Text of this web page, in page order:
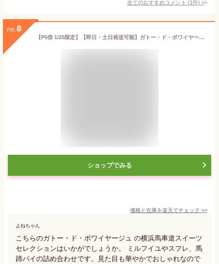
全てのおすすめコメント (1件) >
no. 8
【P5倍 1/25限定】【即日・土日発送可能】ガトー・ド・ボワイヤージュ 横浜馬車道スイーツセレクション 18個 GVA-05A【ミルフィーユ スイーツ 焼菓子 御中元 御歳暮 内祝 結婚祝 出産祝 御祝 ギフト 挨拶 お礼 土産 誕生日 】95005-05 (AD2036-A)
ショップでみる
価格と在庫を楽天でチェック >>
よねちゃん
こちらのガトー・ド・ボワイヤージュ の横浜馬車道スイーツ
セレクションはいかがでしょうか。 ミルフイユやスフレ、馬
蹄パイの詰め合わせです。見た目も華やかでおしゃれなので